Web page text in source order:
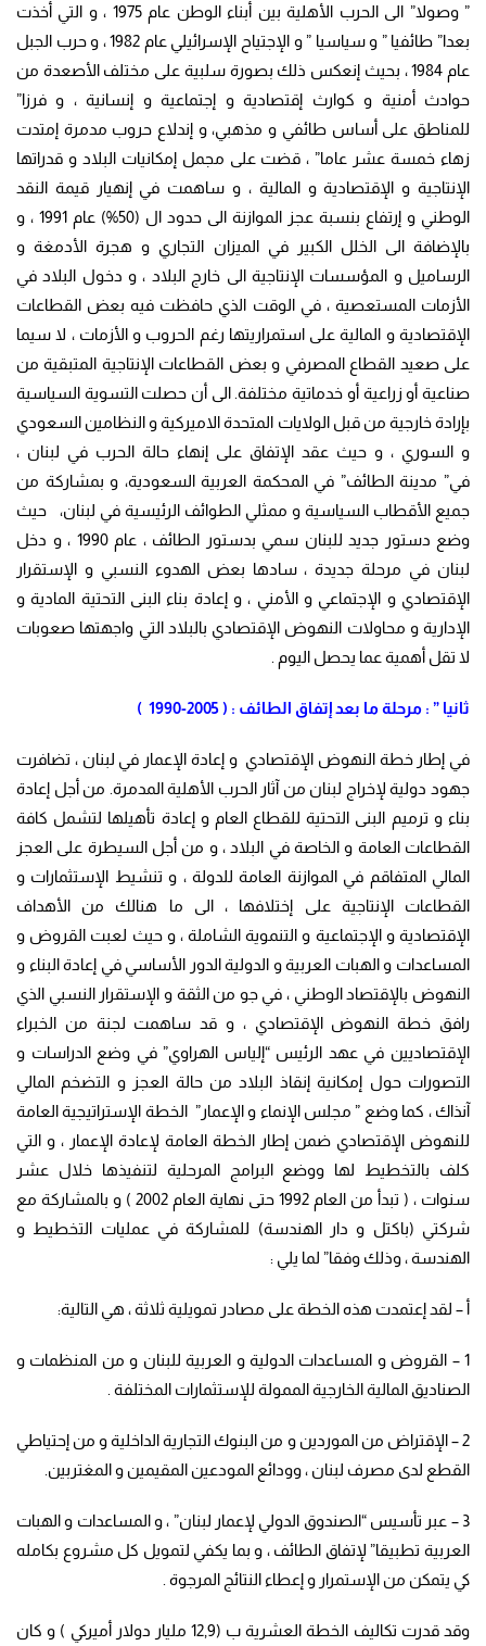
” وصولا” الى الحرب الأهلية بين أبناء الوطن عام 1975 ، و التي أخذت
بعدا” طائفيا ” و سياسيا ” و الإجتياح الإسرائيلي عام 1982 ، و حرب الجبل
عام 1984 ، بحيث إنعكس ذلك بصورة سلبية على مختلف الأصعدة من
حوادث أمنية و كوارث إقتصادية و إجتماعية و إنسانية ، و فرزا”
للمناطق على أساس طائفي و مذهبي، و إندلاع حروب مدمرة إمتدت
زهاء خمسة عشر عاما” ، قضت على مجمل إمكانيات البلاد و قدراتها
الإنتاجية و الإقتصادية و المالية ، و ساهمت في إنهيار قيمة النقد
الوطني و إرتفاع بنسبة عجز الموازنة الى حدود ال (50%) عام 1991 ، و
بالإضافة الى الخلل الكبير في الميزان التجاري و هجرة الأدمغة و
الرساميل و المؤسسات الإنتاجية الى خارج البلاد ، و دخول البلاد في
الأزمات المستعصية ، في الوقت الذي حافظت فيه بعض القطاعات
الإقتصادية و المالية على استمراريتها رغم الحروب و الأزمات ، لا سيما
على صعيد القطاع المصرفي و بعض القطاعات الإنتاجية المتبقية من
صناعية أو زراعية أو خدماتية مختلفة. الى أن حصلت التسوية السياسية
بإرادة خارجية من قبل الولايات المتحدة الاميركية و النظامين السعودي
و السوري ، و حيث عقد الإتفاق على إنهاء حالة الحرب في لبنان ،
في” مدينة الطائف” في المحكمة العربية السعودية، و بمشاركة من
جميع الأقطاب السياسية و ممثلي الطوائف الرئيسية في لبنان، حيث
وضع دستور جديد للبنان سمي بدستور الطائف ، عام 1990 ، و دخل
لبنان في مرحلة جديدة ، سادها بعض الهدوء النسبي و الإستقرار
الإقتصادي و الإجتماعي و الأمني ، و إعادة بناء البنى التحتية المادية و
الإدارية و محاولات النهوض الإقتصادي بالبلاد التي واجهتها صعوبات
لا تقل أهمية عما يحصل اليوم .
ثانيا ” : مرحلة ما بعد إتفاق الطائف : ( 2005-1990 )
في إطار خطة النهوض الإقتصادي و إعادة الإعمار في لبنان ، تضافرت
جهود دولية لإخراج لبنان من آثار الحرب الأهلية المدمرة. من أجل إعادة
بناء و ترميم البنى التحتية للقطاع العام و إعادة تأهيلها لتشمل كافة
القطاعات العامة و الخاصة في البلاد ، و من أجل السيطرة على العجز
المالي المتفاقم في الموازنة العامة للدولة ، و تنشيط الإستثمارات و
القطاعات الإنتاجية على إختلافها ، الى ما هنالك من الأهداف
الإقتصادية و الإجتماعية و التنموية الشاملة ، و حيث لعبت القروض و
المساعدات و الهبات العربية و الدولية الدور الأساسي في إعادة البناء و
النهوض بالإقتصاد الوطني ، في جو من الثقة و الإستقرار النسبي الذي
رافق خطة النهوض الإقتصادي ، و قد ساهمت لجنة من الخبراء
الإقتصاديين في عهد الرئيس “إلياس الهراوي” في وضع الدراسات و
التصورات حول إمكانية إنقاذ البلاد من حالة العجز و التضخم المالي
آنذاك ، كما وضع ” مجلس الإنماء و الإعمار” الخطة الإستراتيجية العامة
للنهوض الإقتصادي ضمن إطار الخطة العامة لإعادة الإعمار ، و التي
كلف بالتخطيط لها ووضع البرامج المرحلية لتنفيذها خلال عشر
سنوات ، ( تبدأ من العام 1992 حتى نهاية العام 2002 ) و بالمشاركة مع
شركتي (باكتل و دار الهندسة) للمشاركة في عمليات التخطيط و
الهندسة ، وذلك وفقا” لما يلي :
أ – لقد إعتمدت هذه الخطة على مصادر تمويلية ثلاثة ، هي التالية:
1 – القروض و المساعدات الدولية و العربية للبنان و من المنظمات و
الصناديق المالية الخارجية الممولة للإستثمارات المختلفة .
2 – الإقتراض من الموردين و من البنوك التجارية الداخلية و من إحتياطي
القطع لدى مصرف لبنان ، وودائع المودعين المقيمين و المغتربين.
3 – عبر تأسيس “الصندوق الدولي لإعمار لبنان” ، و المساعدات و الهبات
العربية تطبيقا” لإتفاق الطائف ، و بما يكفي لتمويل كل مشروع بكامله
كي يتمكن من الإستمرار و إعطاء النتائج المرجوة .
وقد قدرت تكاليف الخطة العشرية ب (12,9 مليار دولار أميركي ) و كان